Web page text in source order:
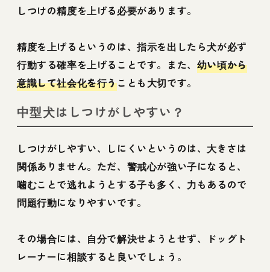
しつけの精度を上げる必要があります。
精度を上げるというのは、指示を出したら犬が必ず
行動する確率を上げることです。また、 幼い頃から
意識して社会化を行うことも大切です。
中型犬はしつけがしやすい？
しつけがしやすい、しにくいというのは、大きさは
関係ありません。ただ、警戒心が強い子になると、
噛むことで逃れようとする子も多く、力もあるので
問題行動になりやすいです。
その場合には、自分で解決せようとせず、ドッグト
レーナーに相談すると良いでしょう。